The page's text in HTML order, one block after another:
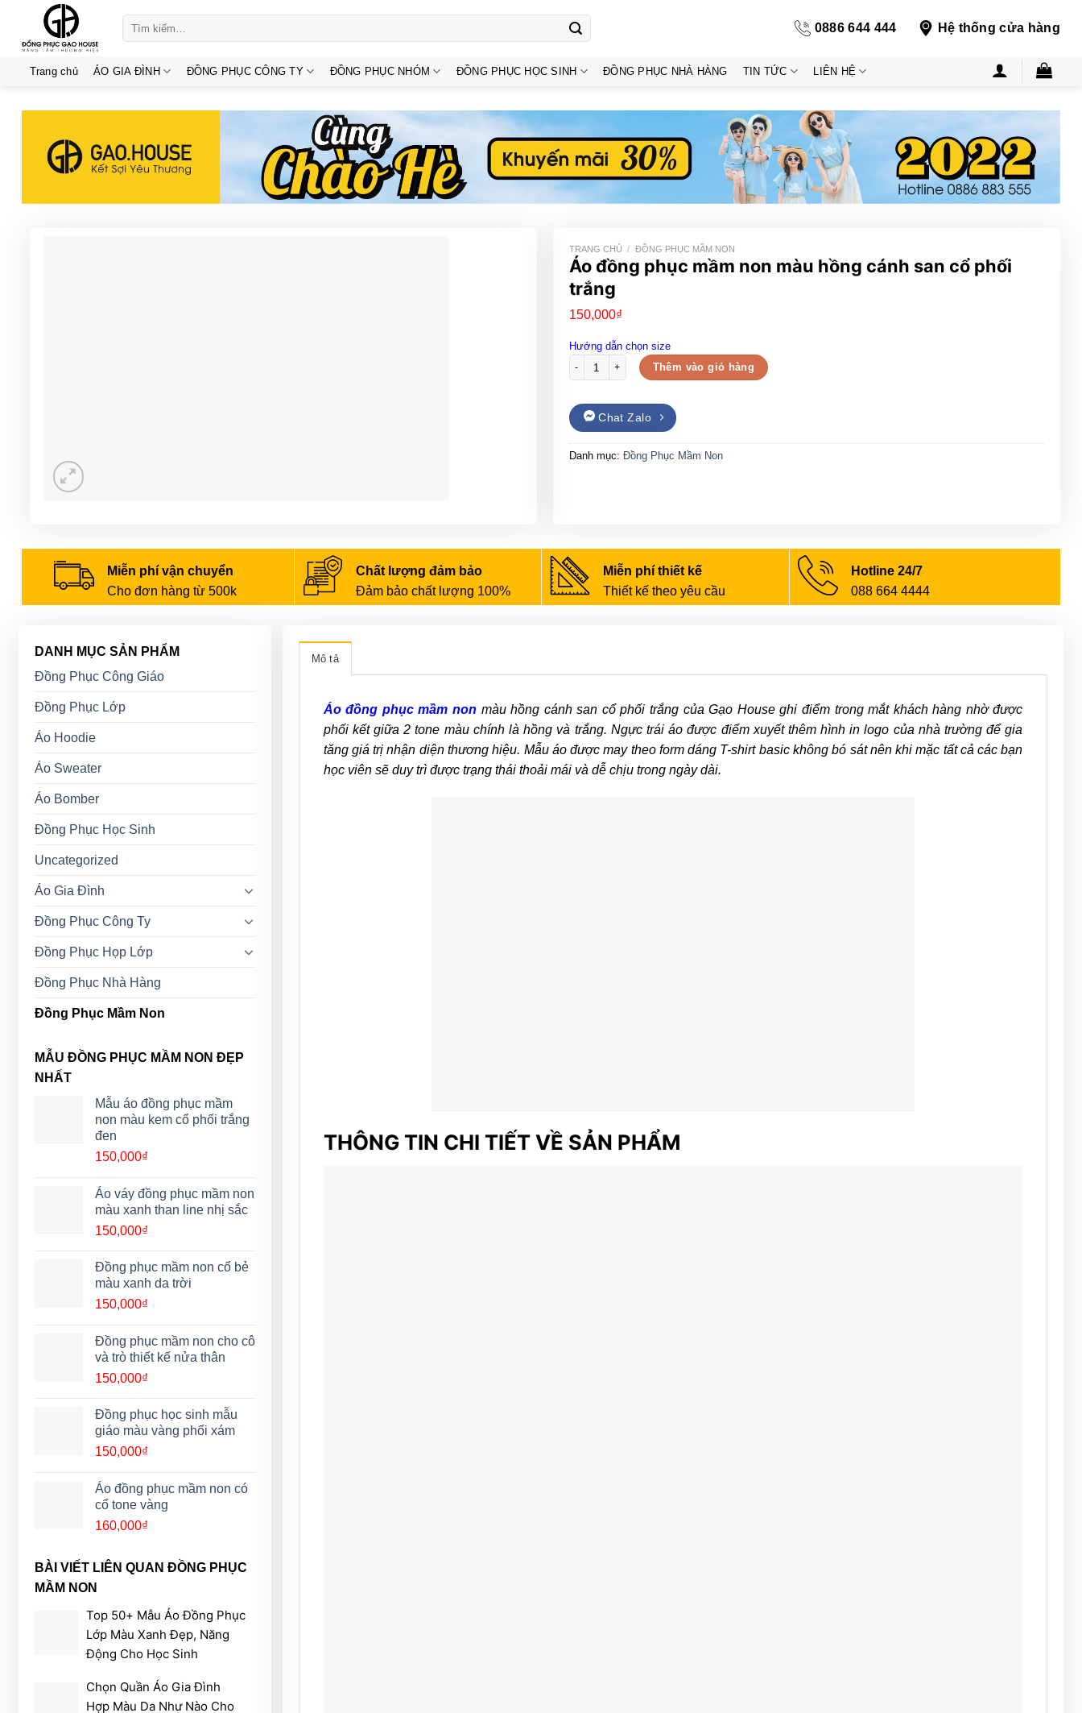
content
0886 644 444 Hệ thống cửa hàng
Trang chủ ÁO GIA ĐÌNH ĐỒNG PHỤC CÔNG TY ĐỒNG PHỤC NHÓM ĐỒNG PHỤC HỌC SINH ĐỒNG PHỤC NHÀ HÀNG TIN TỨC LIÊN HỆ
TRANG CHỦ / ĐỒNG PHỤC MẦM NON
Áo đồng phục mầm non màu hồng cánh san cổ phối
trắng
150,000₫
Hướng dẫn chọn size
Áo đồng phục mầm non màu hồng cánh san cổ phối trắng số lượng
Thêm vào giỏ hàng
Chat Zalo
Danh mục: Đồng Phục Mầm Non
Miễn phí vận chuyển
Cho đơn hàng từ 500k
Chất lượng đảm bảo
Đảm bảo chất lượng 100%
Miễn phí thiết kế
Thiết kế theo yêu cầu
Hotline 24/7
088 664 4444
DANH MỤC SẢN PHẨM
Đồng Phục Công Giáo
Đồng Phục Lớp
Áo Hoodie
Áo Sweater
Áo Bomber
Đồng Phục Học Sinh
Uncategorized
Áo Gia Đình
Đồng Phục Công Ty
Đồng Phục Họp Lớp
Đồng Phục Nhà Hàng
Đồng Phục Mầm Non
MẪU ĐỒNG PHỤC MẦM NON ĐẸP
NHẤT
Mẫu áo đồng phục mầm
non màu kem cổ phối trắng
đen
150,000₫
Áo váy đồng phục mầm non
màu xanh than line nhị sắc
150,000₫
Đồng phục mầm non cổ bẻ
màu xanh da trời
150,000₫
Đồng phục mầm non cho cô
và trò thiết kế nửa thân
150,000₫
Đồng phục học sinh mẫu
giáo màu vàng phối xám
150,000₫
Áo đồng phục mầm non có
cổ tone vàng
160,000₫
BÀI VIẾT LIÊN QUAN ĐỒNG PHỤC
MẦM NON
Top 50+ Mẫu Áo Đồng Phục
Lớp Màu Xanh Đẹp, Năng
Động Cho Học Sinh
Chọn Quần Áo Gia Đình
Hợp Màu Da Như Nào Cho
Mô tả
Áo đồng phục mầm non màu hồng cánh san cổ phối trắng của Gạo House ghi điểm trong mắt khách hàng nhờ được
phối kết giữa 2 tone màu chính là hồng và trắng. Ngực trái áo được điểm xuyết thêm hình in logo của nhà trường để gia
tăng giá trị nhận diện thương hiệu. Mẫu áo được may theo form dáng T-shirt basic không bó sát nên khi mặc tất cả các bạn
học viên sẽ duy trì được trạng thái thoải mái và dễ chịu trong ngày dài.
THÔNG TIN CHI TIẾT VỀ SẢN PHẨM